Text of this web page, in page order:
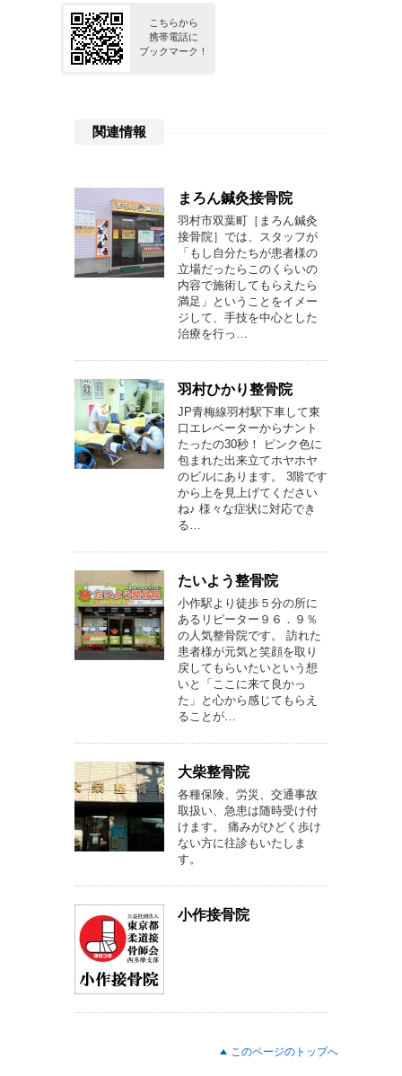
こちらから
携帯電話に
ブックマーク！
関連情報
まろん鍼灸接骨院
羽村市双葉町［まろん鍼灸
接骨院］では、スタッフが
「もし自分たちが患者様の
立場だったらこのくらいの
内容で施術してもらえたら
満足」ということをイメー
ジして、手技を中心とした
治療を行っ…
羽村ひかり整骨院
JP青梅線羽村駅下車して東
口エレベーターからナント
たったの30秒！ ピンク色に
包まれた出来立てホヤホヤ
のビルにあります。 3階です
から上を見上げてください
ね♪ 様々な症状に対応でき
る…
たいよう整骨院
小作駅より徒歩５分の所に
あるリピーター９６．９％
の人気整骨院です。 訪れた
患者様が元気と笑顔を取り
戻してもらいたいという想
いと「ここに来て良かっ
た」と心から感じてもらえ
ることが…
大柴整骨院
各種保険、労災、交通事故
取扱い、急患は随時受け付
けます。 痛みがひどく歩け
ない方に往診もいたしま
す。
小作接骨院
このページのトップへ